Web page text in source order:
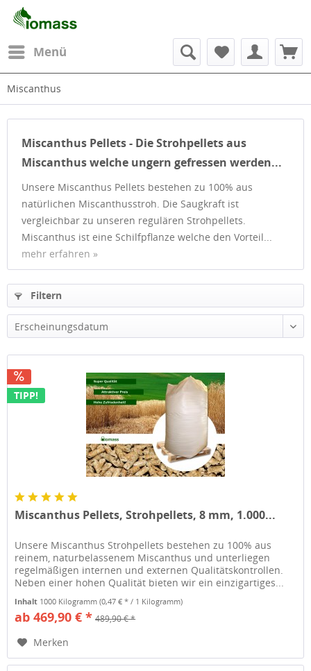
Menü
Miscanthus
Miscanthus Pellets - Die Strohpellets aus
Miscanthus welche ungern gefressen werden...
Unsere Miscanthus Pellets bestehen zu 100% aus
natürlichen Miscanthusstroh. Die Saugkraft ist
vergleichbar zu unseren regulären Strohpellets.
Miscanthus ist eine Schilfpflanze welche den Vorteil...
mehr erfahren »
Filtern
Erscheinungsdatum
TIPP!
Miscanthus Pellets, Strohpellets, 8 mm, 1.000...
Unsere Miscanthus Strohpellets bestehen zu 100% aus
reinem, naturbelassenem Miscanthus und unterliegen
regelmäßigen internen und externen Qualitätskontrollen.
Neben einer hohen Qualität bieten wir ein einzigartiges...
Inhalt 1000 Kilogramm(0,47 € * / 1 Kilogramm)
ab 469,90 € * 489,90 € *
Merken